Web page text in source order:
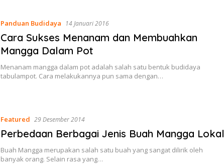
Panduan Budidaya 14 Januari 2016
Cara Sukses Menanam dan Membuahkan
Mangga Dalam Pot
Menanam mangga dalam pot adalah salah satu bentuk budidaya
tabulampot. Cara melakukannya pun sama dengan…
Featured 29 Desember 2014
Perbedaan Berbagai Jenis Buah Mangga Lokal
Buah Mangga merupakan salah satu buah yang sangat dilirik oleh
banyak orang. Selain rasa yang…